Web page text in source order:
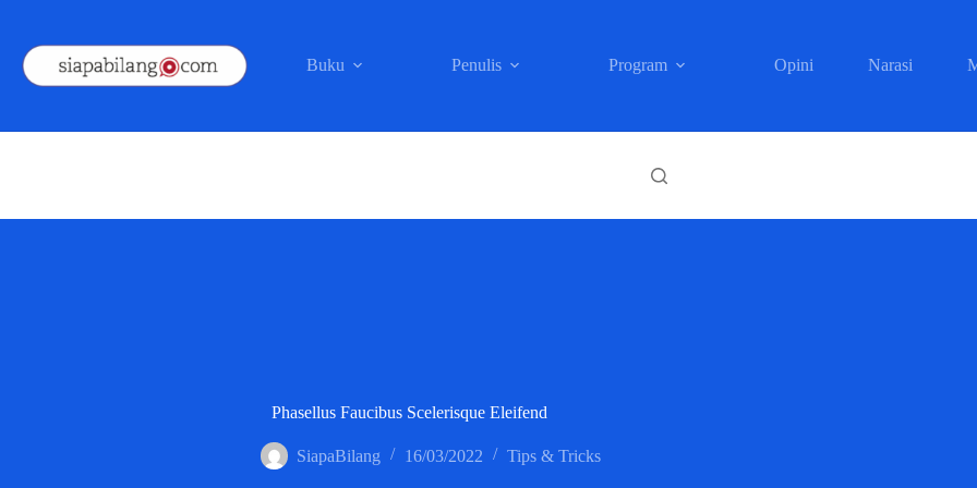
content
Buku
Penulis Program Opini Narasi
Phasellus Faucibus Scelerisque Eleifend
SiapaBilang 16/03/2022 Tips & Tricks